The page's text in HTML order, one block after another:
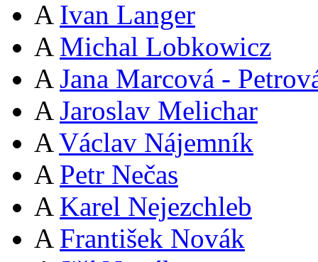
A Ivan Langer
A Michal Lobkowicz
A Jana Marcová -
A Jaroslav Melichar
A Václav Nájemník
A Petr Nečas
A Karel Nejezchleb
A František Novák